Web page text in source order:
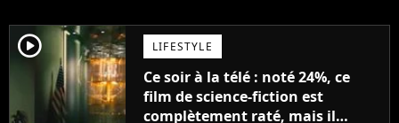
player2 LIFESTYLE
Ce soir à la télé : noté 24%, ce
film de science-fiction est
complètement raté, mais il